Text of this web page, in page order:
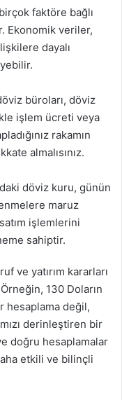
faktöre bağlı
Ekonomik veriler,
dayalı
büroları, döviz
işlem ücreti veya
rakamın
almalısınız.
döviz kuru, günün
maruz
işlemlerini
sahiptir.
ve yatırım kararları
130 Doların
hesaplama değil,
derinleştiren bir
doğru hesaplamalar
etkili ve bilinçli